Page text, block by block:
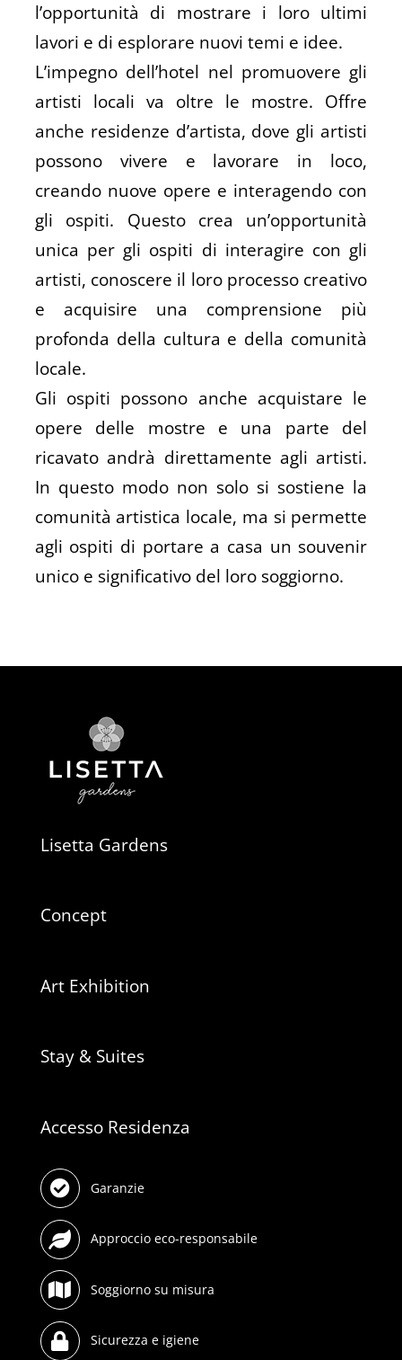
l’opportunità di mostrare i loro ultimi
lavori e di esplorare nuovi temi e idee.
L’impegno dell’hotel nel promuovere gli
artisti locali va oltre le mostre. Offre
anche residenze d’artista, dove gli artisti
possono vivere e lavorare in loco,
creando nuove opere e interagendo con
gli ospiti. Questo crea un’opportunità
unica per gli ospiti di interagire con gli
artisti, conoscere il loro processo creativo
e acquisire una comprensione più
profonda della cultura e della comunità
locale.
Gli ospiti possono anche acquistare le
opere delle mostre e una parte del
ricavato andrà direttamente agli artisti.
In questo modo non solo si sostiene la
comunità artistica locale, ma si permette
agli ospiti di portare a casa un souvenir
unico e significativo del loro soggiorno.
Lisetta Gardens
Concept
Art Exhibition
Stay & Suites
Accesso Residenza
Garanzie
Approccio eco-responsabile
Soggiorno su misura
Sicurezza e igiene